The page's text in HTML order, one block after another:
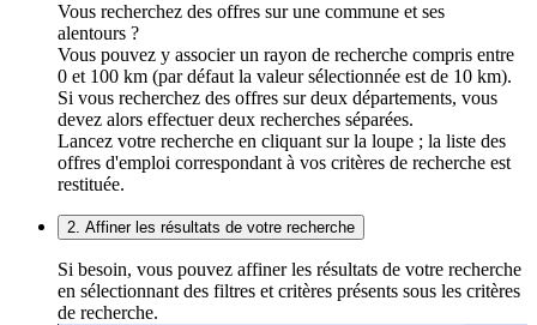
Vous recherchez des offres sur une commune et ses
alentours ?
Vous pouvez y associer un rayon de recherche compris entre
0 et 100 km (par défaut la valeur sélectionnée est de 10 km).
Si vous recherchez des offres sur deux départements, vous
devez alors effectuer deux recherches séparées.
Lancez votre recherche en cliquant sur la loupe ; la liste des
offres d'emploi correspondant à vos critères de recherche est
restituée.
2. Affiner les résultats de votre recherche
Si besoin, vous pouvez affiner les résultats de votre recherche
en sélectionnant des filtres et critères présents sous les critères
de recherche.